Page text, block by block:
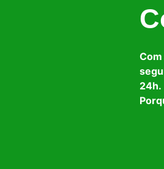
24h.